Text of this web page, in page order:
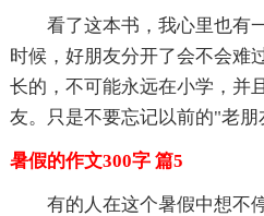
看了这本书，我心里也有
时候，好朋友分开了会不会难
长的，不可能永远在小学，并
友。只是不要忘记以前的"老朋
暑假的作文300字 篇5
有的人在这个暑假中想不